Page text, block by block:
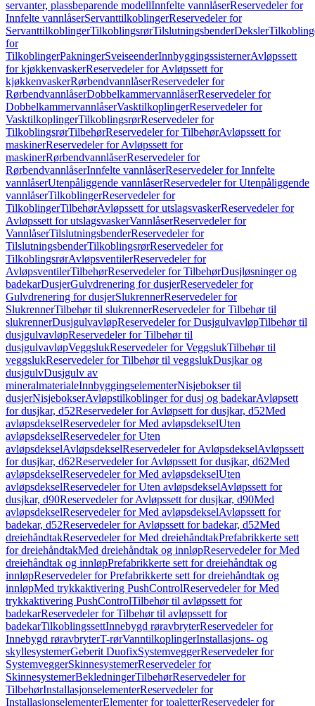
servanter, plassbeparende modellInnfelte vannlåserReservedeler for
Innfelte vannlåserServanttilkoblingerReservedeler for
ServanttilkoblingerTilkoblingsrørTilslutningsbenderDeksler
for
TilkoblingerPakningerSveiseenderInnbyggingssisternerAvløpssett
for kjøkkenvaskerReservedeler for Avløpssett for
kjøkkenvaskerRørbendvannlåserReservedeler for
RørbendvannlåserDobbelkammervannlåserReservedeler for
DobbelkammervannlåserVasktilkoplingerReservedeler for
VasktilkoplingerTilkoblingsrørReservedeler for
TilkoblingsrørTilbehørReservedeler for TilbehørAvløpssett for
maskinerReservedeler for Avløpssett for
maskinerRørbendvannlåserReservedeler for
RørbendvannlåserInnfelte vannlåserReservedeler for Innfelte
vannlåserUtenpåliggende vannlåserReservedeler for Utenpåliggende
vannlåserTilkoblingerReservedeler for
TilkoblingerTilbehørAvløpssett for utslagsvaskerReservedeler for
Avløpssett for utslagsvaskerVannlåserReservedeler for
VannlåserTilslutningsbenderReservedeler for
TilslutningsbenderTilkoblingsrørReservedeler for
TilkoblingsrørAvløpsventilerReservedeler for
AvløpsventilerTilbehørReservedeler for TilbehørDusjløsninger og
badekarDusjerGulvdrenering for dusjerReservedeler for
Gulvdrenering for dusjerSlukrennerReservedeler for
SlukrennerTilbehør til slukrennerReservedeler for Tilbehør til
slukrennerDusjgulvavløpReservedeler for DusjgulvavløpTilbehør til
dusjgulvavløpReservedeler for Tilbehør til
dusjgulvavløpVeggslukReservedeler for VeggslukTilbehør til
veggslukReservedeler for Tilbehør til veggslukDusjkar og
dusjgulvDusjgulv av
mineralmaterialeInnbyggingselementerNisjebokser til
dusjerNisjebokserAvløpstilkoblinger for dusj og badekarAvløpsett
for dusjkar, d52Reservedeler for Avløpsett for dusjkar, d52Med
avløpsdekselReservedeler for Med avløpsdekselUten
avløpsdekselReservedeler for Uten
avløpsdekselAvløpsdekselReservedeler for AvløpsdekselAvløpssett
for dusjkar, d62Reservedeler for Avløpssett for dusjkar, d62Med
avløpsdekselReservedeler for Med avløpsdekselUten
avløpsdekselReservedeler for Uten avløpsdekselAvløpssett for
dusjkar, d90Reservedeler for Avløpssett for dusjkar, d90Med
avløpsdekselReservedeler for Med avløpsdekselAvløpssett for
badekar, d52Reservedeler for Avløpssett for badekar, d52Med
dreiehåndtakReservedeler for Med dreiehåndtakPrefabrikkerte sett
for dreiehåndtakMed dreiehåndtak og innløpReservedeler for Med
dreiehåndtak og innløpPrefabrikkerte sett for dreiehåndtak og
innløpReservedeler for Prefabrikkerte sett for dreiehåndtak og
innløpMed trykkaktivering PushControlReservedeler for Med
trykkaktivering PushControlTilbehør til avløpssett for
badekarReservedeler for Tilbehør til avløpssett for
badekarTilkoblingssettInnebygd røravbryterReservedeler for
Innebygd røravbryterT-rørVanntilkoplingerInstallasjons- og
skyllesystemerGeberit DuofixSystemveggerReservedeler for
SystemveggerSkinnesystemerReservedeler for
SkinnesystemerBekledningerTilbehørReservedeler for
TilbehørInstallasjonselementerReservedeler for
InstallasjonselementerElementer for toaletterReservedeler for